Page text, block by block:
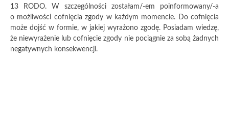
13 RODO. W szczególności zostałam/-em poinformowany/-a
o możliwości cofnięcia zgody w każdym momencie. Do cofnięcia
może dojść w formie, w jakiej wyrażono zgodę. Posiadam wiedzę,
że niewyrażenie lub cofnięcie zgody nie pociągnie za sobą żadnych
negatywnych konsekwencji.